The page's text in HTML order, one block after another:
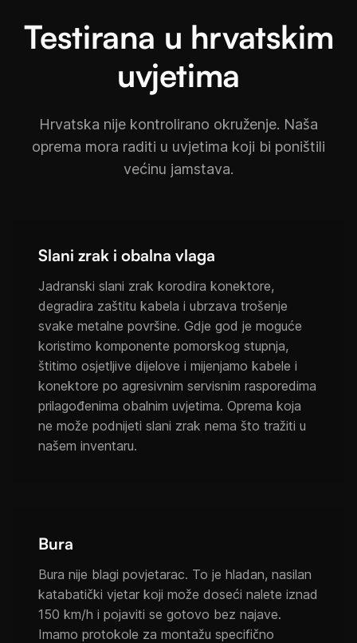
Testirana u hrvatskim
uvjetima
Hrvatska nije kontrolirano okruženje. Naša
oprema mora raditi u uvjetima koji bi poništili
većinu jamstava.
Slani zrak i obalna vlaga
Jadranski slani zrak korodira konektore,
degradira zaštitu kabela i ubrzava trošenje
svake metalne površine. Gdje god je moguće
koristimo komponente pomorskog stupnja,
štitimo osjetljive dijelove i mijenjamo kabele i
konektore po agresivnim servisnim rasporedima
prilagođenima obalnim uvjetima. Oprema koja
ne može podnijeti slani zrak nema što tražiti u
našem inventaru.
Bura
Bura nije blagi povjetarac. To je hladan, nasilan
katabatički vjetar koji može doseći nalete iznad
150 km/h i pojaviti se gotovo bez najave.
Imamo protokole za montažu specifično